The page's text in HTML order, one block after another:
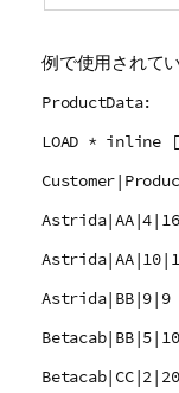
例で使用されて
ProductData:
LOAD * inline [
Astrida|AA|4|16
Astrida|BB|9|9
Betacab|BB|5|10
Betacab|CC|2|20